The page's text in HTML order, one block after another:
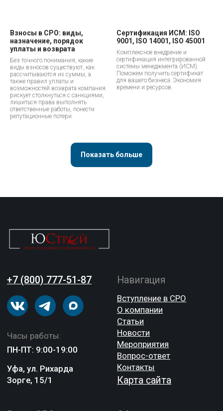
Взносы в СРО: виды,
назначение, порядок
уплаты и возврата
Без точного понимания, какие
виды взносов существуют, как
рассчитываются их суммы, а
также правил уплаты и
возможностей возврата компания
рискует столкнуться с санкциями,
лишиться права выполнять
ответственные работы, понести
репутационные потери.
Сертификация ИСМ: ISO
9001, ISO 14001, ISO 45001
Комплексное внедрение и
сертификация интегрированной
системы менеджмента (ИСМ).
Поможем получить сертификат
для вашего бизнеса. Экономия
времени и ресурсов.
Показать больше